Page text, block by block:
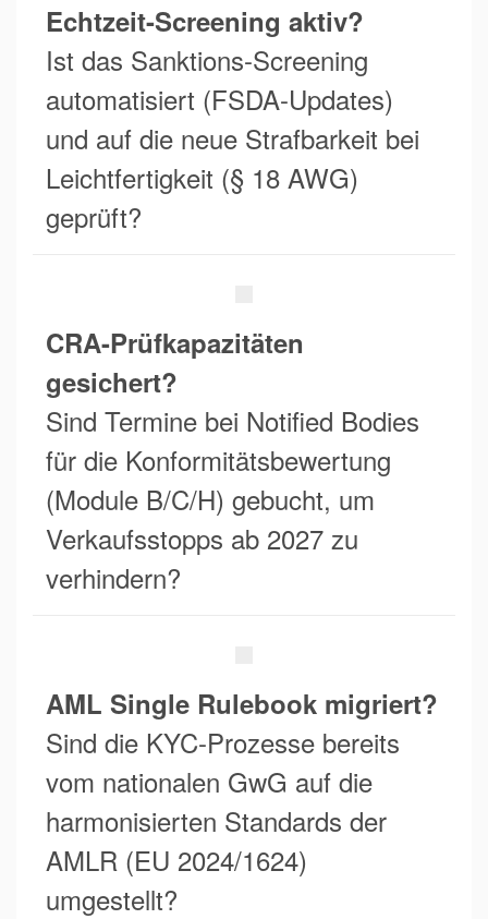
Echtzeit-Screening aktiv?
Ist das Sanktions-Screening
automatisiert (FSDA-Updates)
und auf die neue Strafbarkeit bei
Leichtfertigkeit (§ 18 AWG)
geprüft?
CRA-Prüfkapazitäten
gesichert?
Sind Termine bei Notified Bodies
für die Konformitätsbewertung
(Module B/C/H) gebucht, um
Verkaufsstopps ab 2027 zu
verhindern?
AML Single Rulebook migriert?
Sind die KYC-Prozesse bereits
vom nationalen GwG auf die
harmonisierten Standards der
AMLR (EU 2024/1624)
umgestellt?